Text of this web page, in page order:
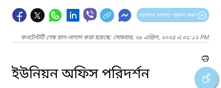
আপনার মতামত প্রদান করুন
কনটেন্টটি শেষ হাল-নাগাদ করা হয়েছে: সোমবার, ২৮ এপ্রিল, ২০২৫ এ ০১:১২ PM
ইউনিয়ন অফিস পরিদর্শন